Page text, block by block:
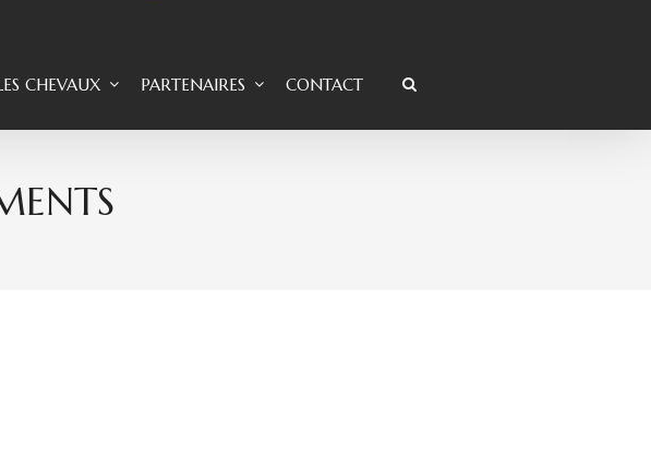
CHEVAUX PARTENAIRES CONTACT